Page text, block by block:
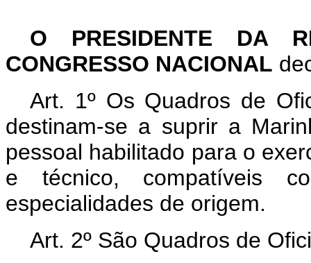
O PRESIDENTE DA
CONGRESSO NACIONAL
Art. 1º Os Quadros de
destinam-se a suprir a
pessoal habilitado para o
e técnico, compatíveis
especialidades de origem.
Art. 2º São Quadros de